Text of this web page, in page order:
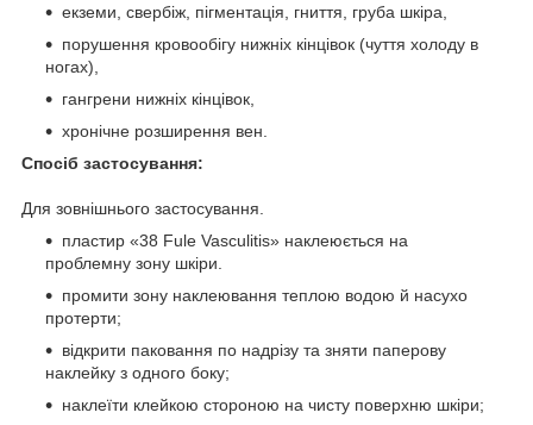
екземи, свербіж, пігментація, гниття, груба шкіра,
порушення кровообігу нижніх кінцівок (чуття холоду в
ногах),
гангрени нижніх кінцівок,
хронічне розширення вен.
Спосіб застосування:
Для зовнішнього застосування.
пластир «38 Fule Vasculitis» наклеюється на
проблемну зону шкіри.
промити зону наклеювання теплою водою й насухо
протерти;
відкрити паковання по надрізу та зняти паперову
наклейку з одного боку;
наклеїти клейкою стороною на чисту поверхню шкіри;